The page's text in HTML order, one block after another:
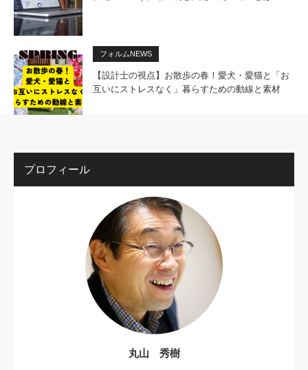
フォルムNEWS
【設計士の視点】お散歩の春！愛犬・愛猫と「お
互いにストレスなく」暮らすための動線と素材
プロフィール
丸山 秀樹